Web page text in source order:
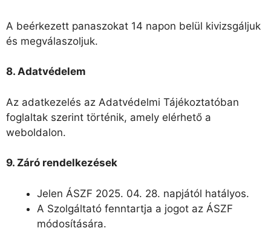
A beérkezett panaszokat 14 napon belül kivizsgáljuk
és megválaszoljuk.
8. Adatvédelem
Az adatkezelés az Adatvédelmi Tájékoztatóban
foglaltak szerint történik, amely elérhető a
weboldalon.
9. Záró rendelkezések
Jelen ÁSZF 2025. 04. 28. napjától hatályos.
A Szolgáltató fenntartja a jogot az ÁSZF
módosítására.